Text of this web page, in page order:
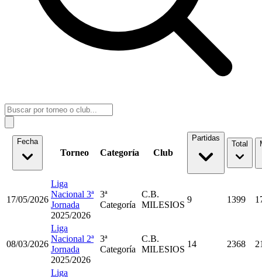
Fecha
Torneo Categoría Club
Partidas
Total
17/05/2026
Liga
Nacional 3ª
Jornada
2025/2026
3ª
Categoría
C.B.
MILESIOS
9 1399
08/03/2026
Liga
Nacional 2ª
Jornada
2025/2026
3ª
Categoría
C.B.
MILESIOS
14 2368
Liga